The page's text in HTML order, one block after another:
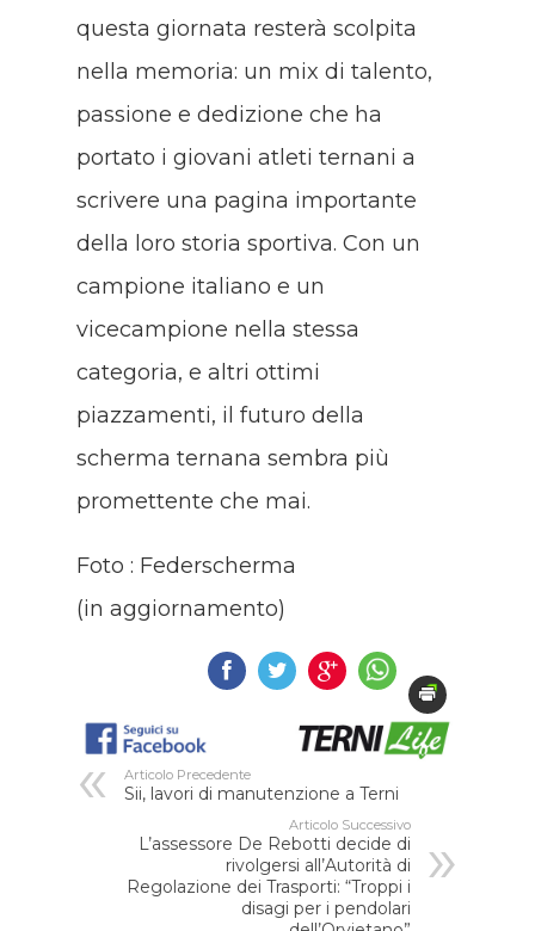
questa giornata resterà scolpita
nella memoria: un mix di talento,
passione e dedizione che ha
portato i giovani atleti ternani a
scrivere una pagina importante
della loro storia sportiva. Con un
campione italiano e un
vicecampione nella stessa
categoria, e altri ottimi
piazzamenti, il futuro della
scherma ternana sembra più
promettente che mai.
Foto : Federscherma
(in aggiornamento)
Articolo Precedente
Sii, lavori di manutenzione a Terni
Articolo Successivo
L’assessore De Rebotti decide di
rivolgersi all’Autorità di
Regolazione dei Trasporti: “Troppi i
disagi per i pendolari